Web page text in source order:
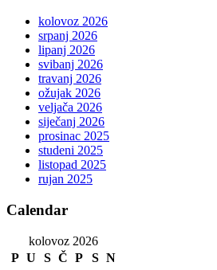
kolovoz 2026
srpanj 2026
lipanj 2026
svibanj 2026
travanj 2026
ožujak 2026
veljača 2026
siječanj 2026
prosinac 2025
studeni 2025
listopad 2025
rujan 2025
Calendar
kolovoz 2026
P U S Č P S N